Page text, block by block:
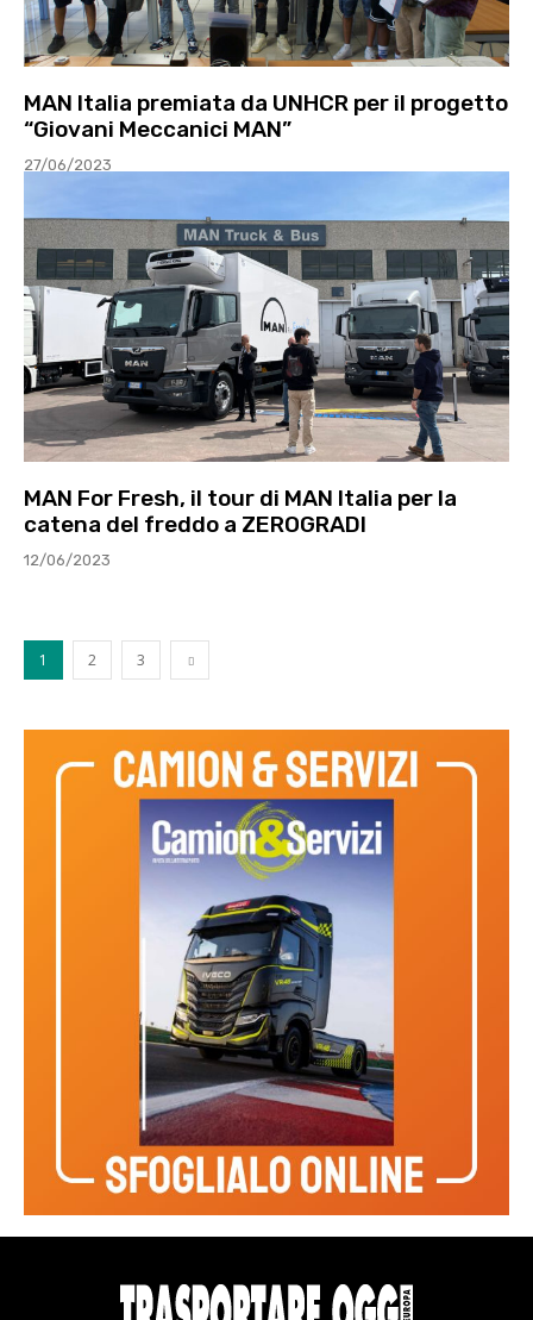
MAN Italia premiata da UNHCR per il progetto
“Giovani Meccanici MAN”
27/06/2023
MAN For Fresh, il tour di MAN Italia per la
catena del freddo a ZEROGRADI
12/06/2023
1 2 3